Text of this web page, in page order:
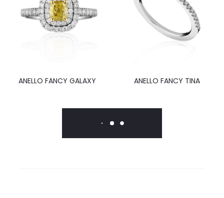
ANELLO FANCY GALAXY ANELLO FANCY TINA